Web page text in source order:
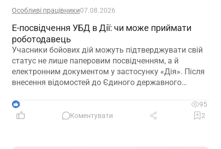
Особливі працівники07.08.2026
Е-посвідчення УБД в Дії: чи може приймати
роботодавець
Учасники бойових дій можуть підтверджувати свій
статус не лише паперовим посвідченням, а й
електронним документом у застосунку «Дія». Після
внесення відомостей до Єдиного державного
користуватися пільгами, зокрема й реалізовувати
трудові гарантії, передбачені законодавством
3
95
Коментувати
2